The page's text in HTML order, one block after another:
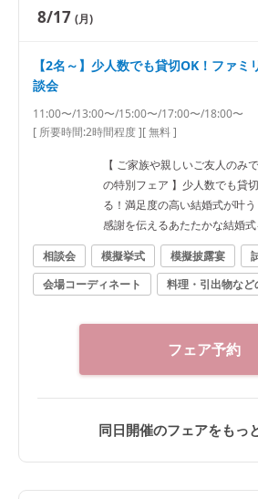
8/17 (月)
【2名～】少人数でも貸切OK！ファミ
談会
11:00〜/13:00〜/15:00〜/17:00〜/18:00〜
[ 所要時間:2時間程度][ 無料 ]
【 ご家族や親しいご友人のみ
の特別フェア 】少人数でも貸
る！満足度の高い結婚式が叶う
感謝を伝えるあたたかな結婚式
相談会
模擬挙式 模擬披露宴
会場コーディネート
料理・引出物など
フェア予約
同日開催のフェアをもっ